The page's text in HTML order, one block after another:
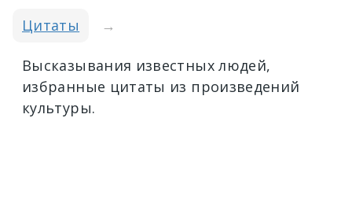
Цитаты →
Высказывания известных людей,
избранные цитаты из произведений
культуры.